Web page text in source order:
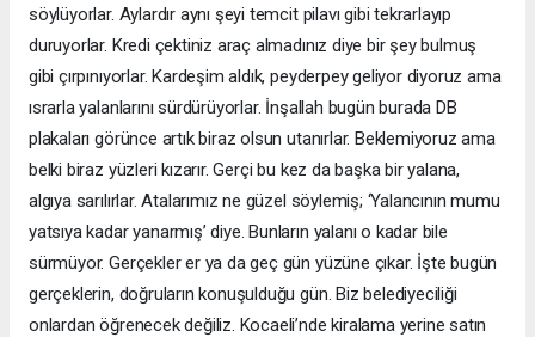
söylüyorlar. Aylardır aynı şeyi temcit pilavı gibi tekrarlayıp
duruyorlar. Kredi çektiniz araç almadınız diye bir şey bulmuş
gibi çırpınıyorlar. Kardeşim aldık, peyderpey geliyor diyoruz ama
ısrarla yalanlarını sürdürüyorlar. İnşallah bugün burada DB
plakaları görünce artık biraz olsun utanırlar. Beklemiyoruz ama
belki biraz yüzleri kızarır. Gerçi bu kez da başka bir yalana,
algıya sarılırlar. Atalarımız ne güzel söylemiş; ‘Yalancının mumu
yatsıya kadar yanarmış’ diye. Bunların yalanı o kadar bile
sürmüyor. Gerçekler er ya da geç gün yüzüne çıkar. İşte bugün
gerçeklerin, doğruların konuşulduğu gün. Biz belediyeciliği
onlardan öğrenecek değiliz. Kocaeli’nde kiralama yerine satın